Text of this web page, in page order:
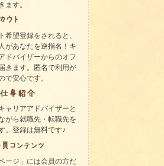
ます。
希望登録をされると、
があなたを逆指名！キ
ドバイザーからのオフ
きます。匿名で利用が
で安心です。
ャリアアドバイザーと
がら就職先・転職先を
。登録は無料です♪
ージ」には会員の方だ